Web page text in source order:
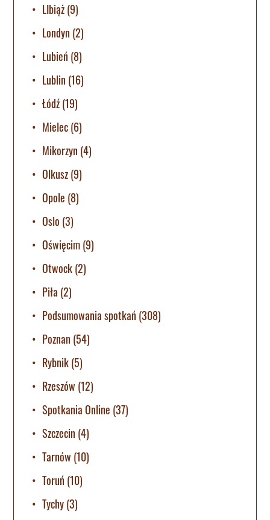
LIbiąż(9)
Londyn (2)
Lubień (8)
Lublin (16)
Łódź(19)
Mielec(6)
Mikorzyn (4)
Olkusz(9)
Opole (8)
Oslo (3)
Oświęcim(9)
Otwock(2)
Piła (2)
Podsumowania spotkań (308)
Poznan (54)
Rybnik(5)
Rzeszów (12)
Spotkania Online (37)
Szczecin (4)
Tarnów (10)
Toruń (10)
Tychy(3)